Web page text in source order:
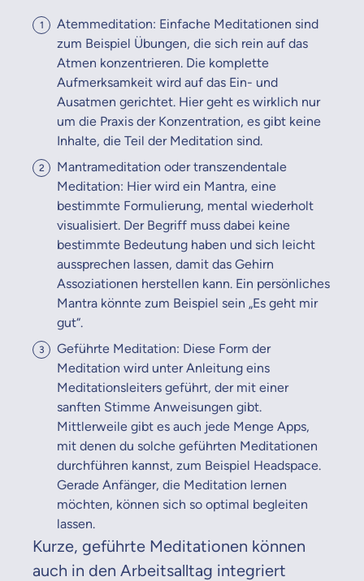
Atemmeditation: Einfache Meditationen sind
zum Beispiel Übungen, die sich rein auf das
Atmen konzentrieren. Die komplette
Aufmerksamkeit wird auf das Ein- und
Ausatmen gerichtet. Hier geht es wirklich nur
um die Praxis der Konzentration, es gibt keine
Inhalte, die Teil der Meditation sind.
Mantrameditation oder transzendentale
Meditation: Hier wird ein Mantra, eine
bestimmte Formulierung, mental wiederholt
visualisiert. Der Begriff muss dabei keine
bestimmte Bedeutung haben und sich leicht
aussprechen lassen, damit das Gehirn
Assoziationen herstellen kann. Ein persönliches
Mantra könnte zum Beispiel sein „Es geht mir
gut“.
Geführte Meditation: Diese Form der
Meditation wird unter Anleitung eins
Meditationsleiters geführt, der mit einer
sanften Stimme Anweisungen gibt.
Mittlerweile gibt es auch jede Menge Apps,
mit denen du solche geführten Meditationen
durchführen kannst, zum Beispiel Headspace.
Gerade Anfänger, die Meditation lernen
möchten, können sich so optimal begleiten
lassen.
Kurze, geführte Meditationen können
auch in den Arbeitsalltag integriert